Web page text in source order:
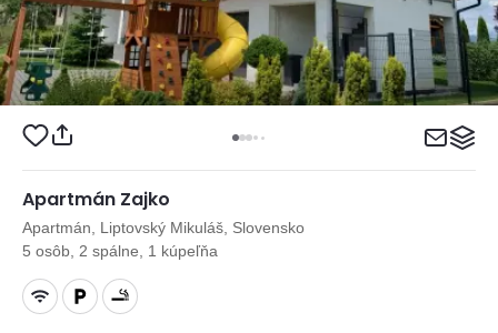
Apartmán Zajko
Apartmán, Liptovský Mikuláš, Slovensko
5 osôb, 2 spálne, 1 kúpeľňa